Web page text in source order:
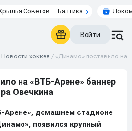
Советов — Балтика
Войти
Новости хоккея / «Динамо» поставило на
на «ВТБ-Арене» баннер
Овечкина
Арене», домашнем стадионе
появился крупный